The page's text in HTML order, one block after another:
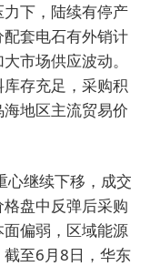
下，陆续有停产
套电石有外销计
市场供应波动。
存充足，采购积
地区主流贸易价
心继续下移，成交
盘中反弹后采购
偏弱，区域能源
至6月8日，华东